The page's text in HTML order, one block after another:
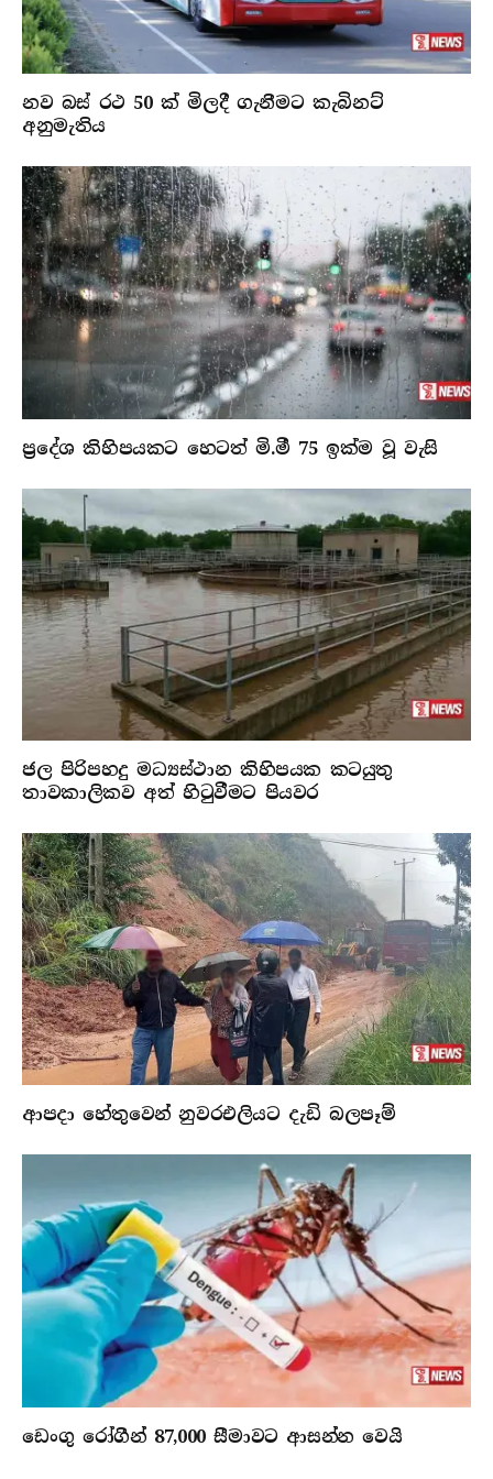
නව බස් රථ 50 ක් මිලදී ගැනීමට කැබිනට්
අනුමැතිය
ප්‍රදේශ කිහිපයකට හෙටත් මි.මී 75 ඉක්ම වූ වැසි
ජල පිරිපහදු මධ්‍යස්ථාන කිහිපයක කටයුතු
තාවකාලිකව අත් හිටුවීමට පියවර
ආපදා හේතුවෙන් නුවරඑලියට දැඩි බලපෑම්
ඩෙංගු රෝගීන් 87,000 සීමාවට ආසන්න වෙයි